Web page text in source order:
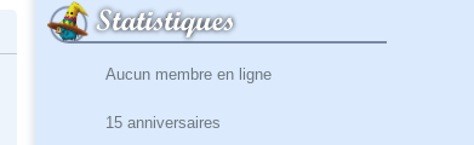
Statistiques
Aucun membre en ligne
15 anniversaires